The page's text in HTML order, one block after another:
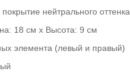
нейтрального оттенка.
18 см x Высота: 9 см
элемента (левый и правый)